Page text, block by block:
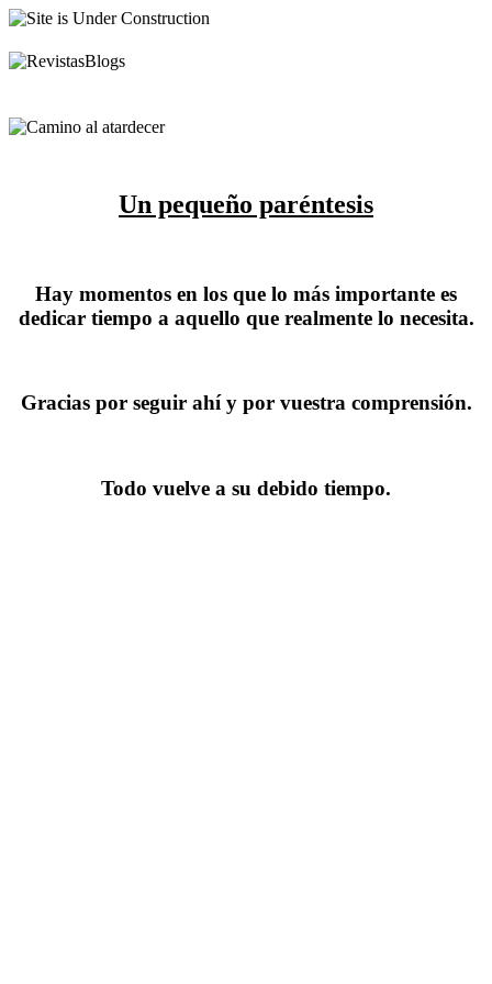
Un pequeño paréntesis
Hay momentos en los que lo más importante es
dedicar tiempo a aquello que realmente lo necesita.
Gracias por seguir ahí y por vuestra comprensión.
Todo vuelve a su debido tiempo.